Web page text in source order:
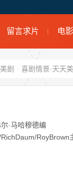
留言求片 电
剧 · 喜剧情景·天天
·马哈穆德编
RoyBrown